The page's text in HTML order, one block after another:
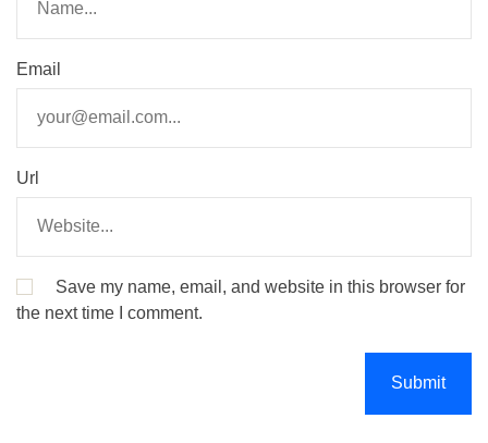
Email
Url
Save my name, email, and website in this browser for
the next time I comment.